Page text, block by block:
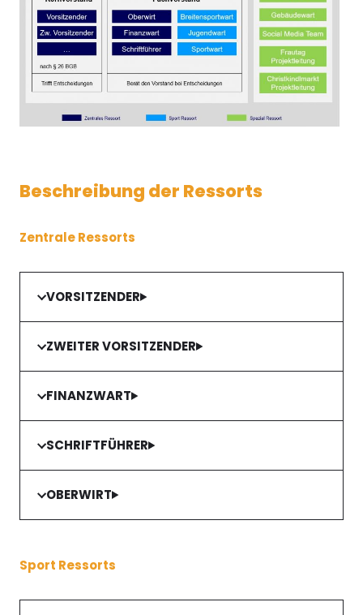
Beschreibung der Ressorts
Zentrale Ressorts
VORSITZENDER
ZWEITER VORSITZENDER
FINANZWART
SCHRIFTFÜHRER
OBERWIRT
Sport Ressorts